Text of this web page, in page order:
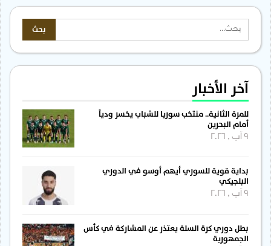
آخر الأخبار
للمرة الثانية.. منتخب سوريا للشباب يخسر ودياً
أمام البحرين
بداية قوية للسوري أيهم أوسو في الدوري
البلجيكي
بطل دوري كرة السلة يعتذر عن المشاركة في كأس
الجمهورية